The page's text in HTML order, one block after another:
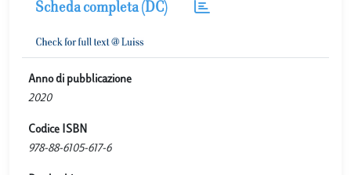
Scheda completa (DC)
Anno di pubblicazione
2020
Codice ISBN
978-88-6105-617-6